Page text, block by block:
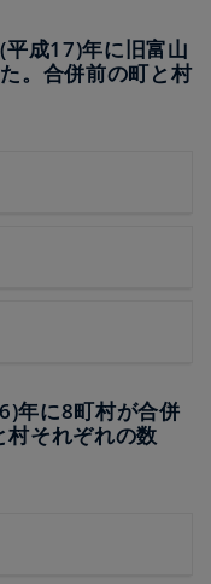
成17)年に旧富山
。合併前の町と村
年に8町村が合併
村それぞれの数